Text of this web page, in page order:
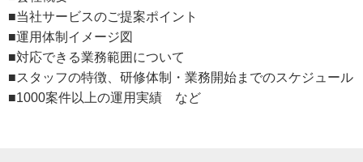
■当社サービスのご提案ポイント
■運用体制イメージ図
■対応できる業務範囲について
■スタッフの特徴、研修体制・業務開始までのスケジュール
■1000案件以上の運用実績 など